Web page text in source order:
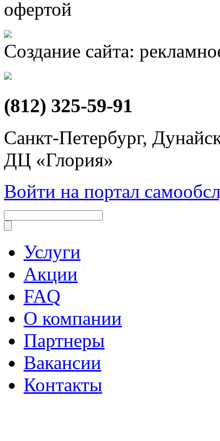
офертой
Создание сайта:
(812) 325-59-91
Санкт-Петербург,
ДЦ «Глория»
Войти на портал
Услуги
Акции
FAQ
О компании
Партнеры
Вакансии
Контакты